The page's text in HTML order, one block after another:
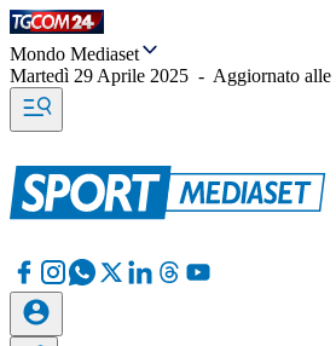
Mondo Mediaset
Martedì 29 Aprile 2025 - Aggiornato alle